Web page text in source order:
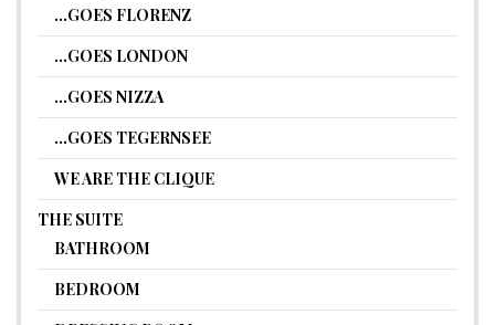
…GOES FLORENZ
…GOES LONDON
…GOES NIZZA
…GOES TEGERNSEE
WE ARE THE CLIQUE
THE SUITE
BATHROOM
BEDROOM